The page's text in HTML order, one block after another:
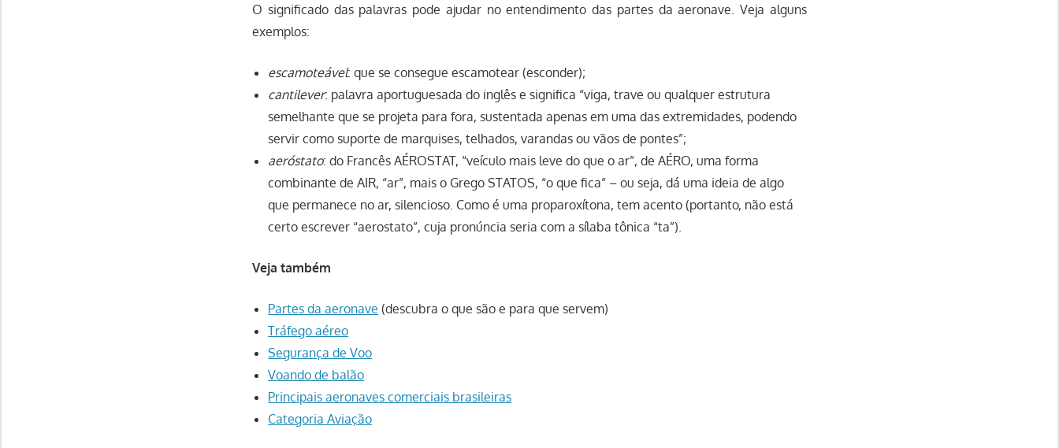
O significado das palavras pode ajudar no entendimento das partes da aeronave. Veja alguns
exemplos:
escamoteável: que se consegue escamotear (esconder);
cantilever: palavra aportuguesada do inglês e significa “viga, trave ou qualquer estrutura
semelhante que se projeta para fora, sustentada apenas em uma das extremidades, podendo
servir como suporte de marquises, telhados, varandas ou vãos de pontes”;
aeróstato: do Francês AÉROSTAT, “veículo mais leve do que o ar”, de AÉRO, uma forma
combinante de AIR, “ar”, mais o Grego STATOS, “o que fica” – ou seja, dá uma ideia de algo
que permanece no ar, silencioso. Como é uma proparoxítona, tem acento (portanto, não está
certo escrever “aerostato”, cuja pronúncia seria com a sílaba tônica “ta”).
Veja também
Partes da aeronave (descubra o que são e para que servem)
Tráfego aéreo
Segurança de Voo
Voando de balão
Principais aeronaves comerciais brasileiras
Categoria Aviação